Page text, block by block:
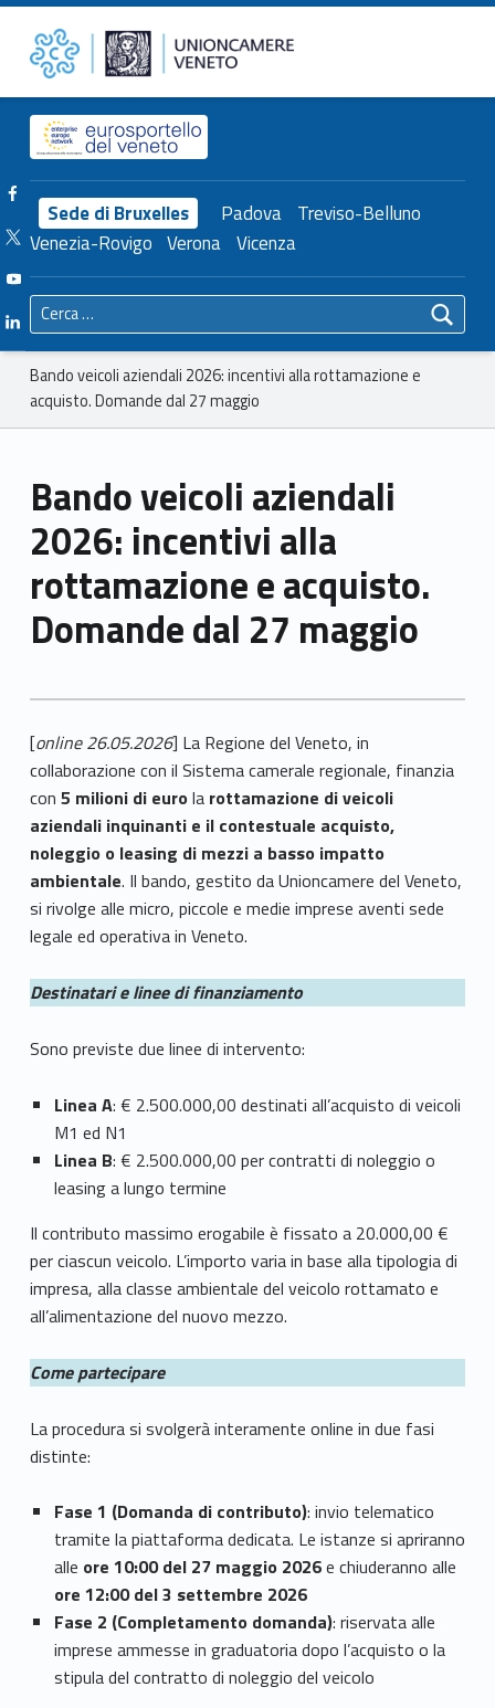
Bando veicoli aziendali 2026: incentivi alla rottamazione e acquisto. Domande dal 27 maggio – Unioncamere del Veneto Unioncamere del Veneto
Header info sidebar
Sede di Bruxelles Padova Treviso-Belluno
Venezia-Rovigo Verona Vicenza
Facebook Unioncamere Veneto
Twitter Unioncamere Veneto
Youtube Unioncamere Veneto
Linkedin Unioncamere Veneto
Ricerca per:
Breadcrumbs navigation
Bando veicoli aziendali 2026: incentivi alla rottamazione e
acquisto. Domande dal 27 maggio
Bando veicoli aziendali
2026: incentivi alla
rottamazione e acquisto.
Domande dal 27 maggio
[online 26.05.2026] La Regione del Veneto, in
collaborazione con il Sistema camerale regionale, finanzia
con 5 milioni di eurola rottamazione di veicoli
aziendali inquinanti e il contestuale acquisto,
noleggio o leasing di mezzi a basso impatto
ambientale. Il bando, gestito da Unioncamere del Veneto,
si rivolge alle micro, piccole e medie imprese aventi sede
legale ed operativa in Veneto.
Destinatari e linee di finanziamento
Sono previste due linee di intervento:
Linea A: € 2.500.000,00 destinati all’acquisto di veicoli
M1 ed N1
Linea B: € 2.500.000,00 per contratti di noleggio o
leasing a lungo termine
Il contributo massimo erogabile è fissato a 20.000,00 €
per ciascun veicolo. L’importo varia in base alla tipologia di
impresa, alla classe ambientale del veicolo rottamato e
all’alimentazione del nuovo mezzo.
Come partecipare
La procedura si svolgerà interamente online in due fasi
distinte:
Fase 1 (Domanda di contributo): invio telematico
tramite la piattaforma dedicata. Le istanze si apriranno
alle ore 10:00 del 27 maggio 2026e chiuderanno alle
ore 12:00 del 3 settembre 2026
Fase 2 (Completamento domanda): riservata alle
imprese ammesse in graduatoria dopo l’acquisto o la
stipula del contratto di noleggio del veicolo